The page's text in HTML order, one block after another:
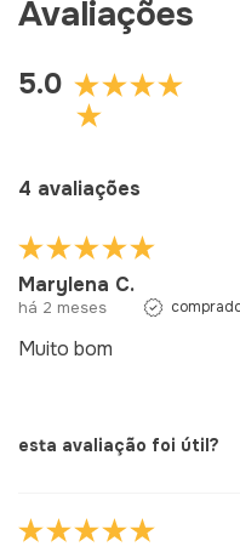
Avaliações
5.0
4 avaliações
Marylena C.
há 2 meses
Muito bom
esta avaliação foi útil?